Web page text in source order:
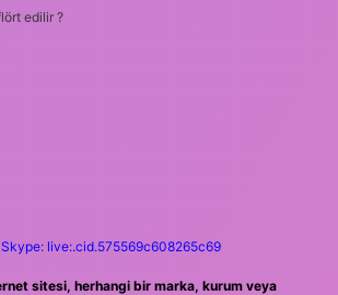
edilir ?
Skype: live:.cid.575569c608265c69
sitesi, herhangi bir marka, kurum veya